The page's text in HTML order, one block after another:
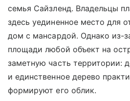
семья Сайзленд. Владельцы
здесь уединенное место для
дом с мансардой. Однако из-
площади любой объект на
заметную часть территории:
и единственное дерево
формируют его облик.